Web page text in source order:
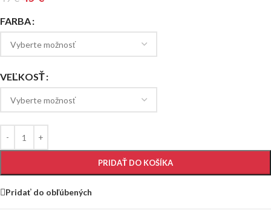
FARBA
VEĽKOSŤ
PRIDAŤ DO KOŠÍKA
Pridať do obľúbených